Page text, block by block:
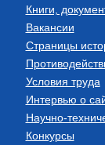
Книги,
Вакансии
Страницы
Условия труда
Интервью о
Научно-
Конкурсы